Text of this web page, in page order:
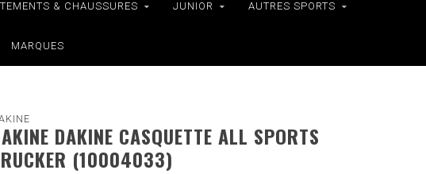
& CHAUSSURES JUNIOR AUTRES SPORTS
MARQUES
DAKINE CASQUETTE ALL SPORTS
(10004033)